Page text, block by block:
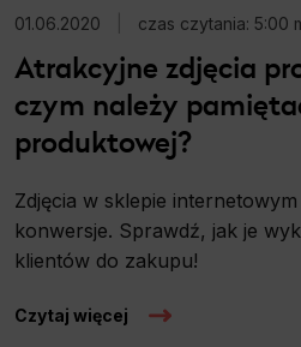
01.06.2020 czas czytania: 5:00
Atrakcyjne zdjęcia
czym należy
produktowej?
Zdjęcia w sklepie
konwersje. Sprawdź, jak je
klientów do zakupu!
Czytaj więcej